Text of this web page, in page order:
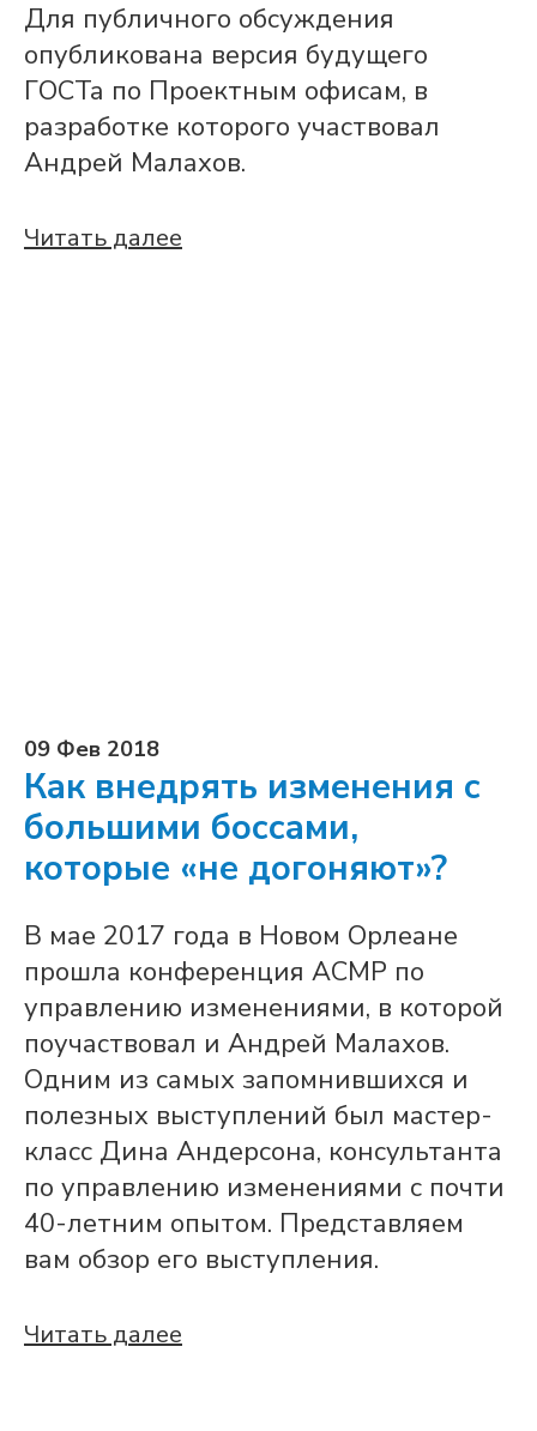
Для публичного обсуждения
опубликована версия будущего
ГОСТа по Проектным офисам, в
разработке которого участвовал
Андрей Малахов.
Читать далее
09 Фев 2018
Как внедрять изменения с
большими боссами,
которые «не догоняют»?
В мае 2017 года в Новом Орлеане
прошла конференция ACMP по
управлению изменениями, в которой
поучаствовал и Андрей Малахов.
Одним из самых запомнившихся и
полезных выступлений был мастер-
класс Дина Андерсона, консультанта
по управлению изменениями с почти
40-летним опытом. Представляем
вам обзор его выступления.
Читать далее